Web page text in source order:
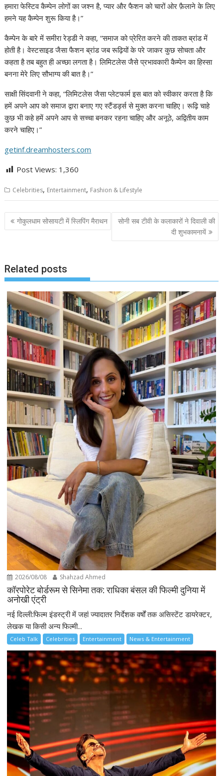
हमारा फेस्टिव कैम्पेन लोगों का जश्न है, प्यार और फैशन को चारों ओर फ़ैलाने के लिए
हमने यह कैम्पेन शुरू किया है।”
कैम्पेन के बारे में समीरा रेड्डी ने कहा, “समाज को प्रेरित करने की ताकत ब्रांड में
होती है। वेस्टसाइड जैसा फैशन ब्रांड जब रूढ़ियों के परे जाकर कुछ सोचता और
कहता है तब बहुत ही अच्छा लगता है। लिमिटलेस जैसे प्रभावकारी कैम्पेन का हिस्सा
बनना मेरे लिए सौभाग्य की बात है।”
साक्षी सिंदवानी ने कहा, “लिमिटलेस जैसा प्लेटफार्म इस बात को स्वीकार करता है कि
हमें अपने आप को समाज द्वारा बनाए गए स्टैंडर्ड्स से मुक्त करना चाहिए। रूढ़ि चाहे
कुछ भी कहे हमें अपने आप से सच्चा बनकर रहना चाहिए और अनूठे, अद्वितीय काम
करने चाहिए।”
getinf.dreamhosters.com
Post Views: 1,360
Celebrities, Entertainment, Fashion & Lifestyle
Post
navigation
गोकुलधाम सोसायटी में स्लिपिंग मैराथन
सोनी सब टीवी के कलाकारों ने दिवाली की
दी शुभकामनायें
Related posts
2026/08/08 Shahzad Ahmed
कॉरपोरेट बोर्डरूम से सिनेमा तक: राधिका बंसल की फिल्मी दुनिया में
अनोखी एंट्री
नई दिल्ली:फिल्म इंडस्ट्री में जहां ज्यादातर निर्देशक वर्षों तक असिस्टेंट डायरेक्टर,
लेखक या किसी अन्य फिल्मी...
Celeb Talk Celebrities Entertainment News & Entertainment